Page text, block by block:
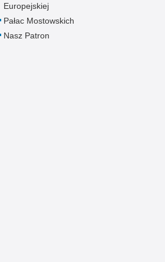
Europejskiej
Pałac Mostowskich
Nasz Patron